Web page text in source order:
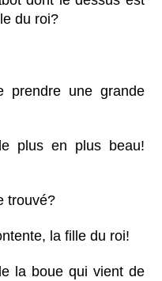
du roi?
une grande
plus en plus beau!
trouvé?
la fille du roi!
la boue qui vient de